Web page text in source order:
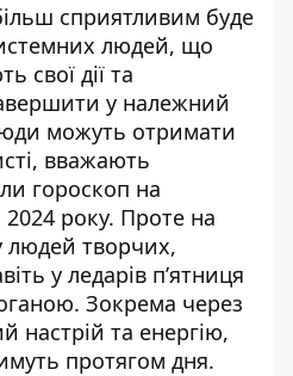
сприятливим буде
людей, що
свої дії та
у належний
можуть отримати
вважають
гороскоп на
року. Проте на
людей творчих,
у ледарів п’ятниця
Зокрема через
настрій та енергію,
протягом дня.